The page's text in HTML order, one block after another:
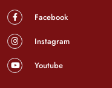
Facebook
Instagram
Youtube